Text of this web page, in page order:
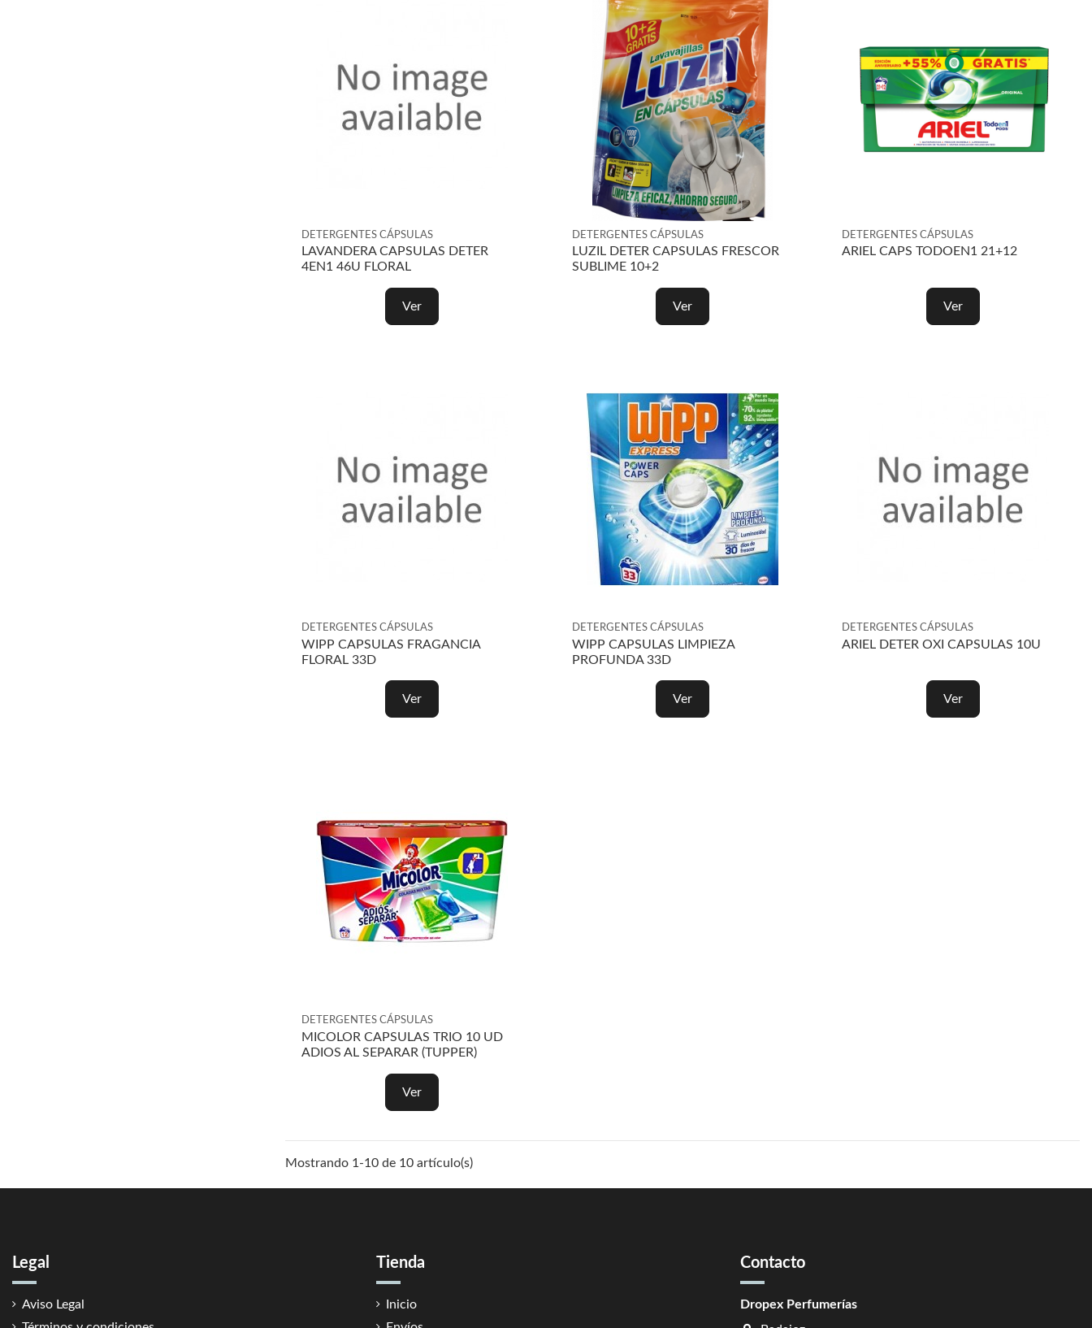
DETERGENTES CÁPSULAS
LAVANDERA CAPSULAS DETER
4EN1 46U FLORAL
Ver
DETERGENTES CÁPSULAS
LUZIL DETER CAPSULAS FRESCOR
SUBLIME 10+2
Ver
DETERGENTES CÁPSULAS
ARIEL CAPS TODOEN1 21+12
Ver
DETERGENTES CÁPSULAS
WIPP CAPSULAS FRAGANCIA
FLORAL 33D
Ver
DETERGENTES CÁPSULAS
WIPP CAPSULAS LIMPIEZA
PROFUNDA 33D
Ver
DETERGENTES CÁPSULAS
ARIEL DETER OXI CAPSULAS 10U
Ver
DETERGENTES CÁPSULAS
MICOLOR CAPSULAS TRIO 10 UD
ADIOS AL SEPARAR (TUPPER)
Ver
Mostrando 1-10 de 10 artículo(s)
Legal
Aviso Legal
Tienda
Inicio
Contacto
Dropex Perfumerías